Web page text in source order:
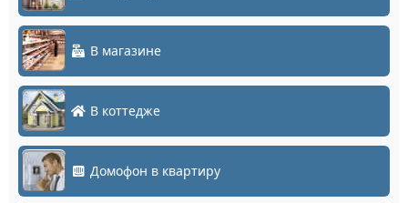
В магазине
В коттедже
Домофон в квартиру